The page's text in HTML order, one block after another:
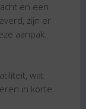
en een
zijn er
aanpak.
wat
in korte